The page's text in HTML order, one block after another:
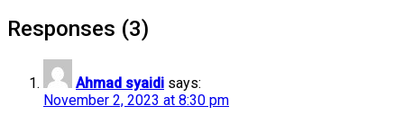
Responses (3)
Ahmad syaidi says:
November 2, 2023 at 8:30 pm